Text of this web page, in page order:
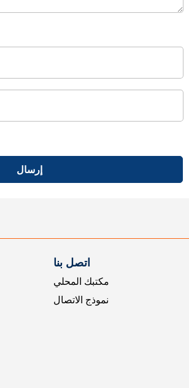
إرسال
اتصل بنا
مكتبك المحلي
نموذج الاتصال